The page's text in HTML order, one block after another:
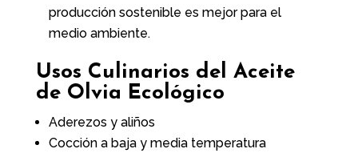
producción sostenible es mejor para el
medio ambiente.
Usos Culinarios del Aceite
de Olvia Ecológico
Aderezos y aliños
Cocción a baja y media temperatura